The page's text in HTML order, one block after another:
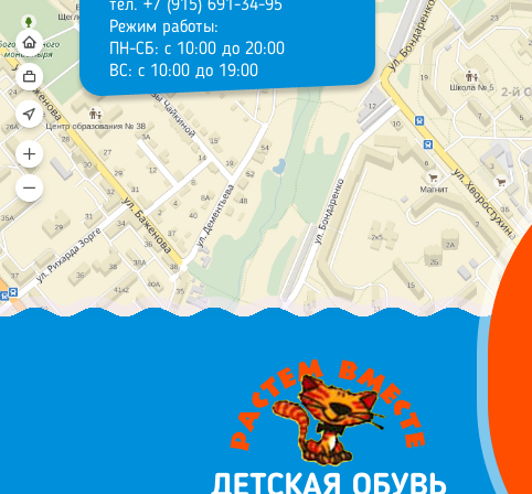
тел. +7 (915) 691-34-95
Режим работы:
ПН-СБ: с 10:00 до 20:00
ВС: с 10:00 до 19:00